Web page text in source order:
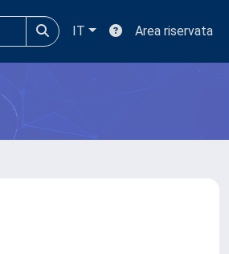
IT Area riservata